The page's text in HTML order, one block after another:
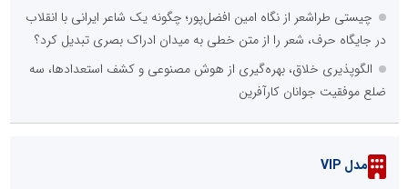
چیستی طراشعر از نگاه امین افضل‌پور؛ چگونه یک شاعر ایرانی با انقلاب
در جایگاه حرف، شعر را از متن خطی به میدان ادراک بصری تبدیل کرد؟
الگوپذیری خلاق، بهره‌گیری از هوش مصنوعی و کشف استعدادها، سه
ضلع موفقیت جوانان کارآفرین
مدل VIP